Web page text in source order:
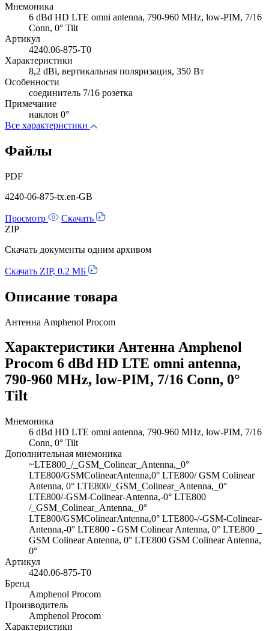
Мнемоника
6 dBd HD LTE omni antenna, 790-960 MHz, low-PIM, 7/16
Conn, 0° Tilt
Артикул
4240.06-875-T0
Характеристики
8,2 dBi, вертикальная поляризация, 350 Вт
Особенности
соединитель 7/16 розетка
Примечание
наклон 0°
Все характеристики
Файлы
PDF
4240-06-875-tx.en-GB
Просмотр
Скачать
ZIP
Скачать документы одним архивом
Скачать ZIP, 0.2 МБ
Описание товара
Антенна Amphenol Procom
Характеристики Антенна Amphenol
Procom 6 dBd HD LTE omni antenna,
790-960 MHz, low-PIM, 7/16 Conn, 0°
Tilt
Мнемоника
6 dBd HD LTE omni antenna, 790-960 MHz, low-PIM, 7/16
Conn, 0° Tilt
Дополнительная мнемоника
~LTE800_/_GSM_Colinear_Antenna,_0°
LTE800/GSMColinearAntenna,0° LTE800/ GSM Colinear
Antenna, 0° LTE800/_GSM_Colinear_Antenna,_0°
LTE800/-GSM-Colinear-Antenna,-0° LTE800
/_GSM_Colinear_Antenna,_0°
LTE800/GSMColinearAntenna,0° LTE800-/-GSM-Colinear-
Antenna,-0° LTE800 - GSM Colinear Antenna, 0° LTE800 _
GSM Colinear Antenna, 0° LTE800 GSM Colinear Antenna,
0°
Артикул
4240.06-875-T0
Бренд
Amphenol Procom
Производитель
Amphenol Procom
Характеристики